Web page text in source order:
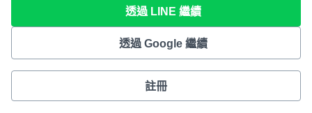
透過 LINE 繼續
透過 Google 繼續
註冊